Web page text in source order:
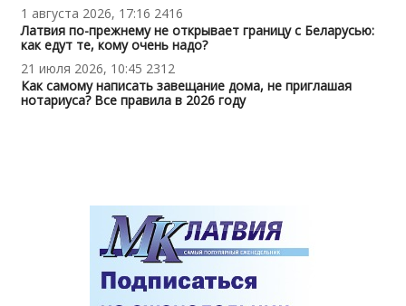
1 августа 2026, 17:16 2416
Латвия по-прежнему не открывает границу с Беларусью:
как едут те, кому очень надо?
21 июля 2026, 10:45 2312
Как самому написать завещание дома, не приглашая
нотариуса? Все правила в 2026 году